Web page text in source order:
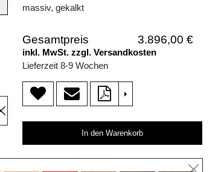
massiv, gekalkt
Gesamtpreis 3.896,00 €
inkl. MwSt. zzgl. Versandkosten
Lieferzeit 8-9 Wochen
>
In den Warenkorb